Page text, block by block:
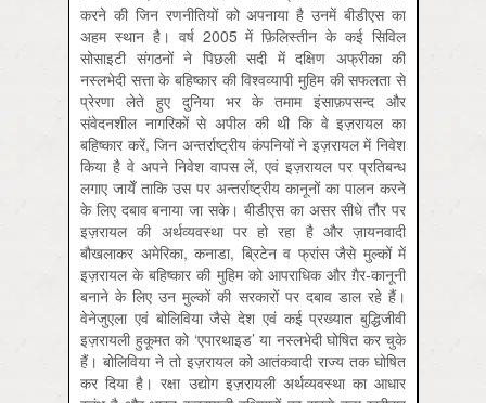
करने की जिन रणनीतियों को अपनाया है उनमें बीडीएस का
अहम स्थान है। वर्ष 2005 में फ़िलिस्तीन के कई सिविल
सोसाइटी संगठनों ने पिछली सदी में दक्षिण अफ्रीका की
नस्लभेदी सत्ता के बहिष्कार की विश्वव्यापी मुहिम की सफलता से
प्रेरणा लेते हुए दुनिया भर के तमाम इंसाफ़पसन्द और
संवेदनशील नागरिकों से अपील की थी कि वे इज़रायल का
बहिष्कार करें, जिन अन्‍तर्राष्‍ट्रीय कंपनियों ने इज़रायल में निवेश
किया है वे अपने निवेश वापस लें, एवं इज़रायल पर प्रतिबन्‍ध
लगाए जायेँ ताकि उस पर अन्तर्राष्‍ट्रीय कानूनों का पालन करने
के लिए दबाव बनाया जा सके। बीडीएस का असर सीधे तौर पर
इज़रायल की अर्थव्यवस्था पर हो रहा है और ज़ायनवादी
बौखलाकर अमेरिका, कनाडा, ब्रिटेन व फ्रांस जैसे मुल्कों में
इज़रायल के बहिष्कार की मुहिम को आपराधिक और ग़ैर-कानूनी
बनाने के लिए उन मुल्कों की सरकारों पर दबाव डाल रहे हैं।
वेनेजुएला एवं बोलिविया जैसे देश एवं कई प्रख्यात बुद्धिजीवी
इज़रायली हुकूमत को ‘एपारथाइड’ या नस्लभेदी घोषित कर चुके
हैं। बोलिविया ने तो इज़रायल को आतंकवादी राज्य तक घोषित
कर दिया है। रक्षा उद्योग इज़रायली अर्थव्यवस्था का आधार